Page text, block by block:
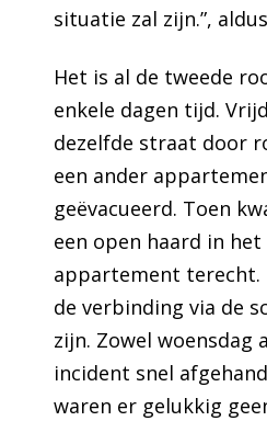
situatie zal zijn.”,
Het is al de tweede
enkele dagen tijd.
dezelfde straat door
een ander
geëvacueerd. Toen
een open haard in
appartement terecht.
de verbinding via de
zijn. Zowel woensdag
incident snel
waren er gelukkig